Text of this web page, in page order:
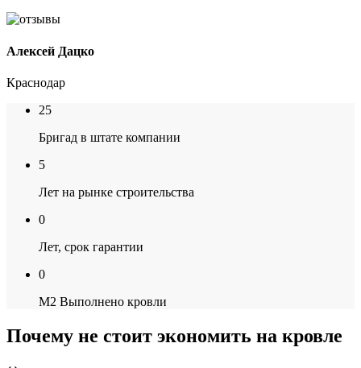
Алексей Дацко
Краснодар
25
Бригад в штате компании
5
Лет на рынке строительства
0
Лет, срок гарантии
0
М2 Выполнено кровли
Почему не стоит экономить на кровле